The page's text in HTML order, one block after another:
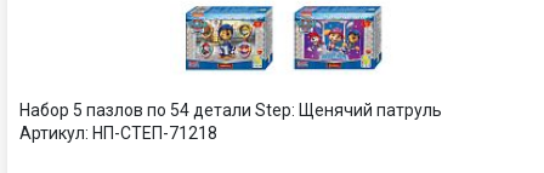
Набор 5 пазлов по 54 детали Step: Щенячий патруль
Артикул: НП-СТЕП-71218